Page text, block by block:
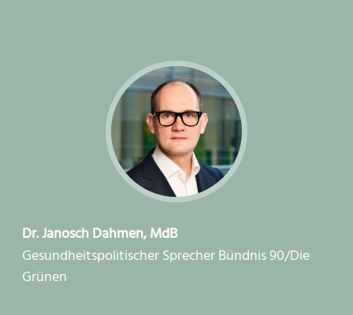
Dr. Janosch Dahmen, MdB
Gesundheitspolitischer Sprecher Bündnis 90/Die
Grünen